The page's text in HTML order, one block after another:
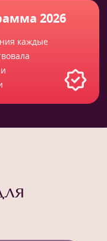
2026
каждые